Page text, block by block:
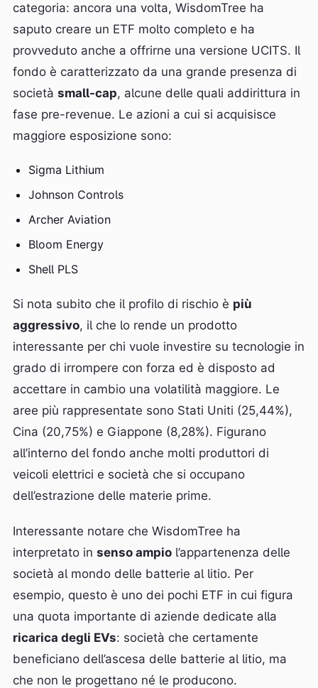
categoria: ancora una volta, WisdomTree ha
saputo creare un ETF molto completo e ha
provveduto anche a offrirne una versione UCITS. Il
fondo è caratterizzato da una grande presenza di
società small-cap, alcune delle quali addirittura in
fase pre-revenue. Le azioni a cui si acquisisce
maggiore esposizione sono:
Sigma Lithium
Johnson Controls
Archer Aviation
Bloom Energy
Shell PLS
Si nota subito che il profilo di rischio è più
aggressivo, il che lo rende un prodotto
interessante per chi vuole investire su tecnologie in
grado di irrompere con forza ed è disposto ad
accettare in cambio una volatilità maggiore. Le
aree più rappresentate sono Stati Uniti (25,44%),
Cina (20,75%) e Giappone (8,28%). Figurano
all’interno del fondo anche molti produttori di
veicoli elettrici e società che si occupano
dell’estrazione delle materie prime.
Interessante notare che WisdomTree ha
interpretato in senso ampio l’appartenenza delle
società al mondo delle batterie al litio. Per
esempio, questo è uno dei pochi ETF in cui figura
una quota importante di aziende dedicate alla
ricarica degli EVs: società che certamente
beneficiano dell’ascesa delle batterie al litio, ma
che non le progettano né le producono.